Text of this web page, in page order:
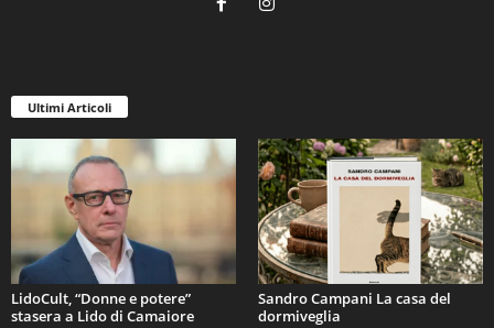
Ultimi Articoli
LidoCult, “Donne e potere”
stasera a Lido di Camaiore
Sandro Campani La casa del
dormiveglia